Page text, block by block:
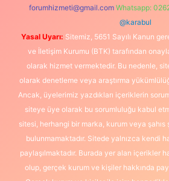
forumhizmeti@gmail.com Whatsapp:
@karabul
Yasal Uyarı: Sitemiz, 5651 Sayılı Kanun
ve İletişim Kurumu (BTK) tarafından
olarak hizmet vermektedir. Bu nedenle,
olarak denetleme veya araştırma
Ancak, üyelerimiz yazdıkları içeriklerin
siteye üye olarak bu sorumluluğu kabul
sitesi, herhangi bir marka, kurum veya şahıs
bulunmamaktadır. Sitede yalnızca kendi
paylaşılmaktadır. Burada yer alan içerikler
olup, gerçek kurum ve kişiler hakkında